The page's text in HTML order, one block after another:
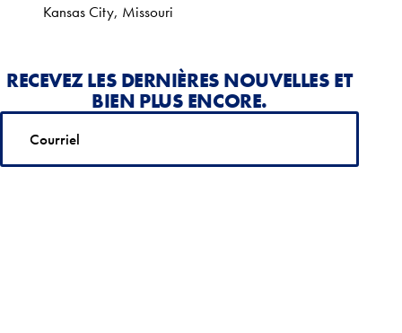
Kansas City, Missouri
RECEVEZ LES DERNIÈRES NOUVELLES ET
BIEN PLUS ENCORE.
Courriel*